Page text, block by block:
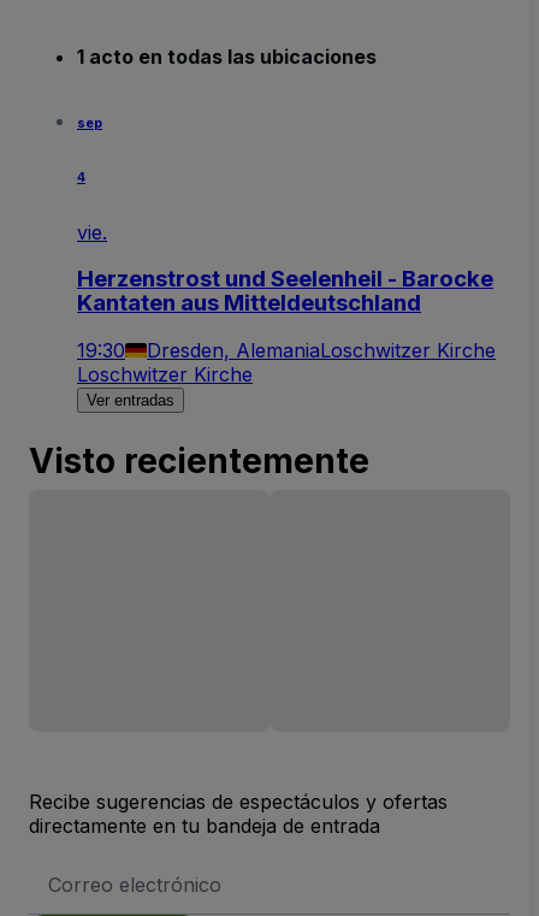
1 acto en todas las ubicaciones
sep
4
vie.
Herzenstrost und Seelenheil - Barocke
Kantaten aus Mitteldeutschland
19:30 Dresden, AlemaniaLoschwitzer Kirche
Loschwitzer Kirche
Ver entradas
Visto recientemente
Recibe sugerencias de espectáculos y ofertas
directamente en tu bandeja de entrada
de